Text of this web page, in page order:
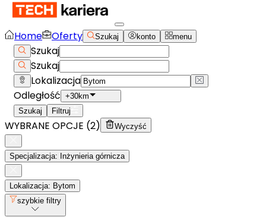
Home Oferty Szukaj konto menu
Szukaj
Szukaj
Lokalizacja
Odległość +30km
Szukaj
Filtruj
WYBRANE OPCJE (2) Wyczyść
Specjalizacja: Inżynieria górnicza
Lokalizacja: Bytom
szybkie filtry